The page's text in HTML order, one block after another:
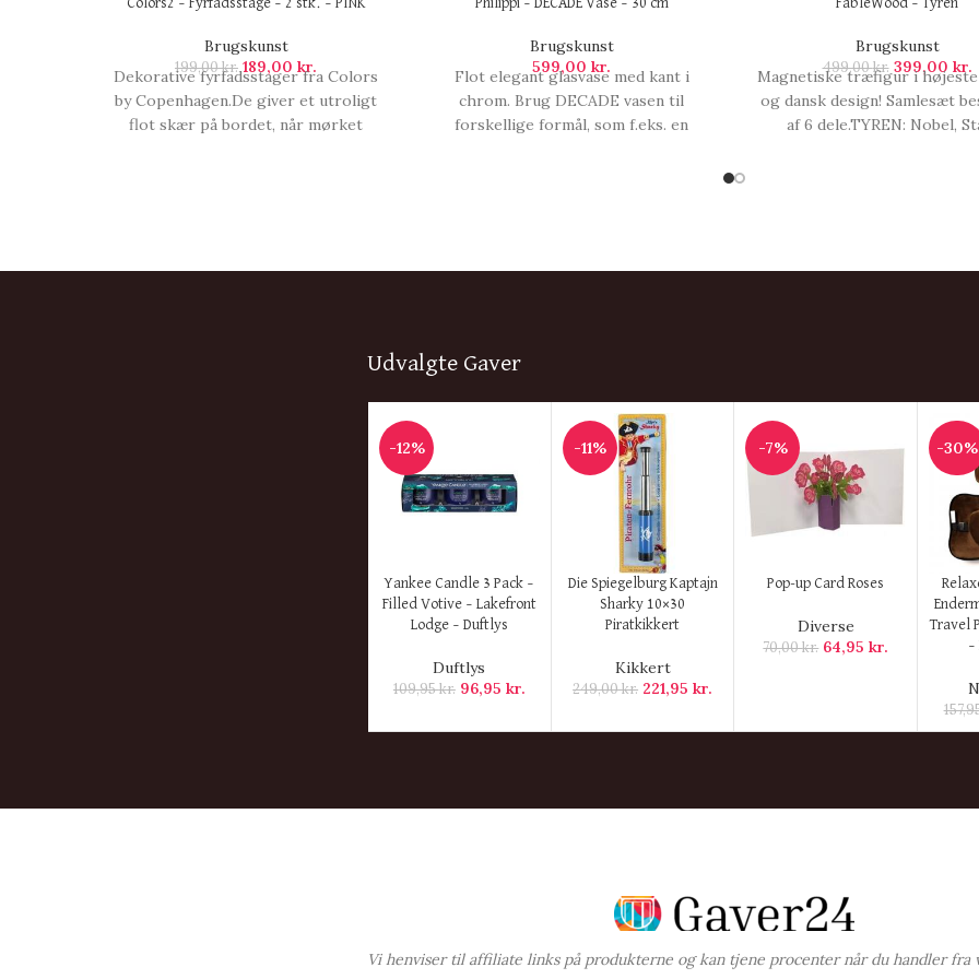
Colors2 – Fyrfadsstage – 2 stk. – PINK
Brugskunst
199,00kr. 189,00 kr.
Dekorative fyrfadsstager fra Colors
by Copenhagen.De giver et utroligt
flot skær på bordet, når mørket
Philippi – DECADE Vase – 30 cm
Brugskunst
599,00 kr.
Flot elegant glasvase med kant i
chrom. Brug DECADE vasen til
forskellige formål, som f.eks. en
DECADE Vase - 30 cm.
FableWood – Tyren
Brugskunst
499,00kr. 399,00 kr.
Magnetiske træfigur i
og dansk design! Samlesæt
af 6 dele.TYREN: Nobel,
Tyren.
Udvalgte Gaver
-12%
KØB HER
Yankee Candle 3 Pack –
Filled Votive – Lakefront
Lodge – Duftlys
Duftlys
109,95kr. 96,95 kr.
-11%
KØB HER
Die Spiegelburg Kaptajn
Sharky 10×30
Piratkikkert
Kikkert
249,00kr. 221,95kr.
-7%
KØB HER
Pop-up Card Roses
Diverse
70,00kr. 64,95kr.
-30%
KØB
Travel
–
Vi henviser til affiliate links på produkterne og kan tjene procenter når du handler fra